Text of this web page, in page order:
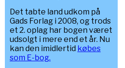
Det tabte land udkom på
Gads Forlag i 2008, og trods
et 2. oplag har bogen været
udsolgt i mere end et år. Nu
kan den imidlertid købes
som E-bog.